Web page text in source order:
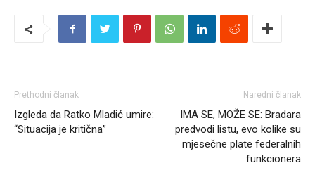
Prethodni članak
Izgleda da Ratko Mladić umire:
“Situacija je kritična”
Naredni članak
IMA SE, MOŽE SE: Bradara
predvodi listu, evo kolike su
mjesečne plate federalnih
funkcionera